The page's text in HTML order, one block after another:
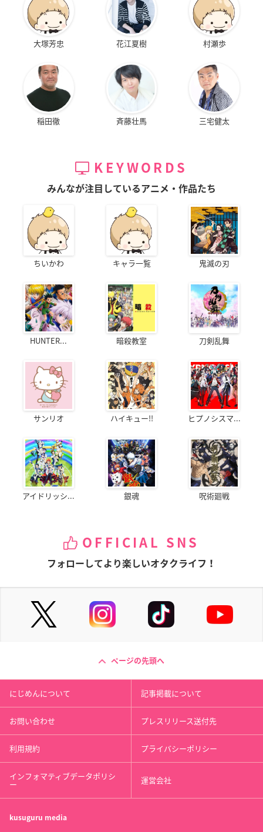
大塚芳忠 花江夏樹 村瀬歩
稲田徹 斉藤壮馬 三宅健太
KEYWORDS
みんなが注目しているアニメ・作品たち
ちいかわ キャラ一覧 鬼滅の刃
HUNTER... 暗殺教室 刀剣乱舞
サンリオ ハイキュー!! ヒプノシスマ...
アイドリッシ... 銀魂 呪術廻戦
OFFICIAL SNS
フォローしてより楽しいオタクライフ！
ページの先頭へ
にじめんについて 記事掲載について
お問い合わせ プレスリリース送付先
利用規約 プライバシーポリシー
インフォマティブデータポリシ
ー 運営会社
kusuguru media